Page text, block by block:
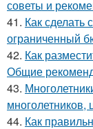
советы и
41. Как
ограниченный
42. Как
Общие
43.
многолетников,
44. Как